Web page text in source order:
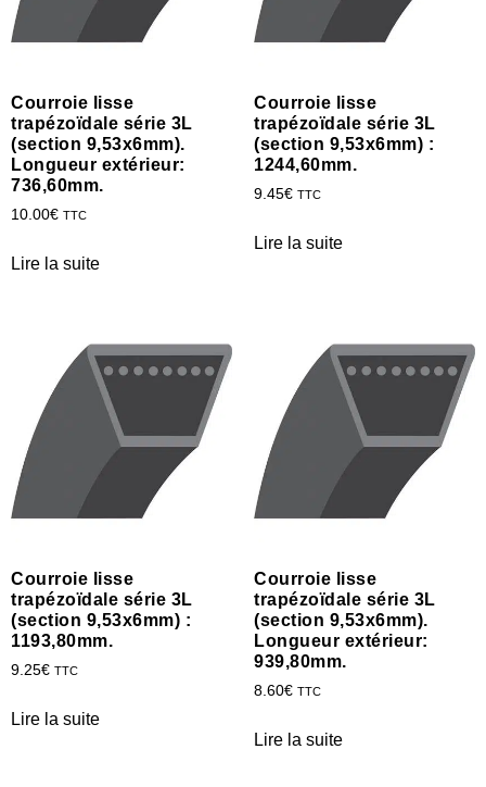
Courroie lisse
trapézoïdale série 3L
(section 9,53x6mm).
Longueur extérieur:
736,60mm.
10.00€ TTC
Lire la suite
Courroie lisse
trapézoïdale série 3L
(section 9,53x6mm) :
1244,60mm.
9.45€ TTC
Lire la suite
Courroie lisse
trapézoïdale série 3L
(section 9,53x6mm) :
1193,80mm.
9.25€ TTC
Lire la suite
Courroie lisse
trapézoïdale série 3L
(section 9,53x6mm).
Longueur extérieur:
939,80mm.
8.60€ TTC
Lire la suite